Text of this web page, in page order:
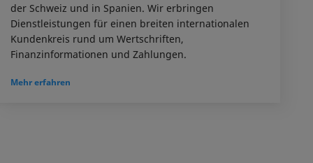
der Schweiz und in Spanien. Wir erbringen
Dienstleistungen für einen breiten internationalen
Kundenkreis rund um Wertschriften,
Finanzinformationen und Zahlungen.
Mehr erfahren